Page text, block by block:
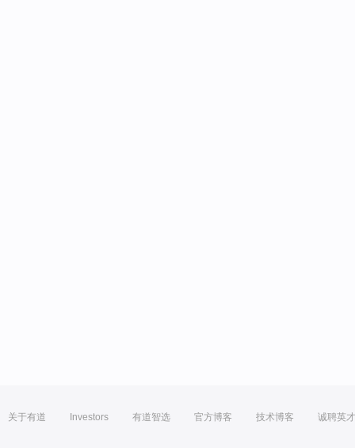
关于有道 Investors 有道智选 官方博客 技术博客 诚聘英才